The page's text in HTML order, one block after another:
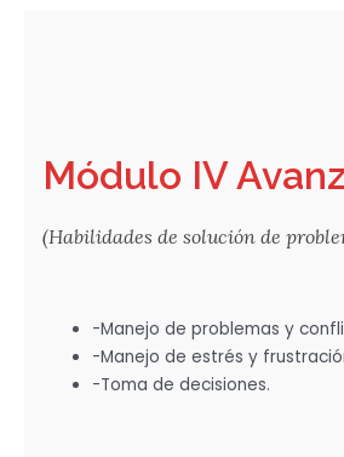
Módulo IV
(Habilidades de solución de
-Manejo de problemas y
-Manejo de estrés y
-Toma de decisiones.